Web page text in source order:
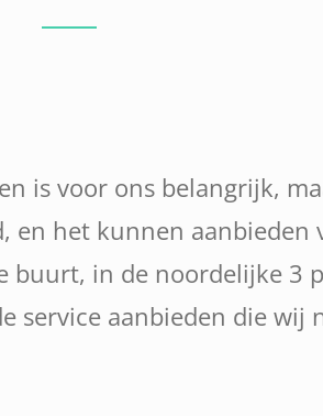
is voor ons belangrijk,
het kunnen aanbieden
in de noordelijke 3
service aanbieden die wij